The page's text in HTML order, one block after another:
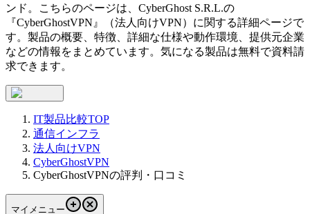
ンド。こちらのページは、 CyberGhost S.R.L.の
『CyberGhostVPN 』（法人向けVPN）に関する詳細ページで
す。製品の概要、特徴、詳細な仕様や動作環境、提供元企業
などの情報をまとめています。気になる製品は無料で資料請
求できます。
IT製品比較TOP
通信インフラ
法人向けVPN
CyberGhostVPN
CyberGhostVPNの評判・口コミ
マイメニュー